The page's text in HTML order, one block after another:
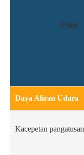
Fitur
Daya Aliran Udara
Kacepetan pangatusan